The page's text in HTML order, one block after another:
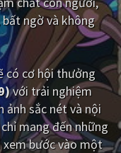
- Tài liệu
bất ngờ và không
có cơ hội thưởng
với trải nghiệm
sắc nét và nội
mang đến những
bước vào một